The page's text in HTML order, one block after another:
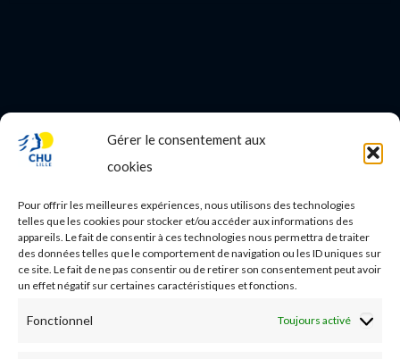
Gérer le consentement aux
cookies
Pour offrir les meilleures expériences, nous utilisons des technologies
telles que les cookies pour stocker et/ou accéder aux informations des
appareils. Le fait de consentir à ces technologies nous permettra de traiter
des données telles que le comportement de navigation ou les ID uniques sur
ce site. Le fait de ne pas consentir ou de retirer son consentement peut avoir
un effet négatif sur certaines caractéristiques et fonctions.
Fonctionnel Toujours activé
PROFESSIONNEL DE SANTE
Nos essais cliniques
Ecoles paramédicales